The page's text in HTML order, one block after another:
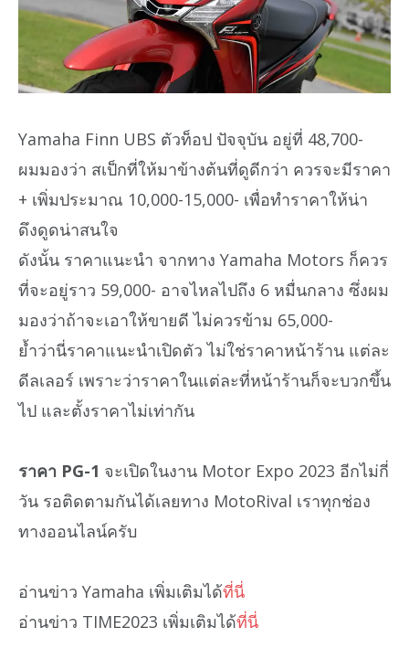
Yamaha Finn UBS ตัวท็อป ปัจจุบัน อยู่ที่ 48,700-
ผมมองว่า สเป็กที่ให้มาข้างต้นที่ดูดีกว่า ควรจะมีราคา
+ เพิ่มประมาณ 10,000-15,000- เพื่อทำราคาให้น่า
ดึงดูดน่าสนใจ
ดังนั้น ราคาแนะนำ จากทาง Yamaha Motors ก็ควร
ที่จะอยู่ราว 59,000- อาจไหลไปถึง 6 หมื่นกลาง ซึ่งผม
มองว่าถ้าจะเอาให้ขายดี ไม่ควรข้าม 65,000-
ย้ำว่านี่ราคาแนะนำเปิดตัว ไม่ใช่ราคาหน้าร้าน แต่ละ
ดีลเลอร์ เพราะว่าราคาในแต่ละที่หน้าร้านก็จะบวกขึ้น
ไป และตั้งราคาไม่เท่ากัน
ราคา PG-1 จะเปิดในงาน Motor Expo 2023 อีกไม่กี่
วัน รอติดตามกันได้เลยทาง MotoRival เราทุกช่อง
ทางออนไลน์ครับ
อ่านข่าว Yamaha เพิ่มเติมได้ที่นี่
อ่านข่าว TIME2023 เพิ่มเติมได้ที่นี่